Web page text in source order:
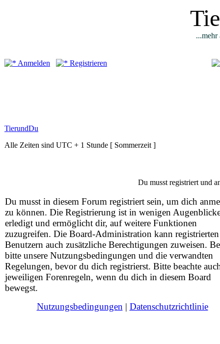
...mehr
Anmelden Registrieren
TierundDu
Alle Zeiten sind UTC + 1 Stunde [ Sommerzeit ]
Du musst registriert und
Du musst in diesem Forum registriert sein, um dich
zu können. Die Registrierung ist in wenigen
erledigt und ermöglicht dir, auf weitere Funktionen
zuzugreifen. Die Board-Administration kann registrierten
Benutzern auch zusätzliche Berechtigungen zuweisen.
bitte unsere Nutzungsbedingungen und die verwandten
Regelungen, bevor du dich registrierst. Bitte beachte
jeweiligen Forenregeln, wenn du dich in diesem Board
bewegst.
Nutzungsbedingungen | Datenschutzrichtlinie